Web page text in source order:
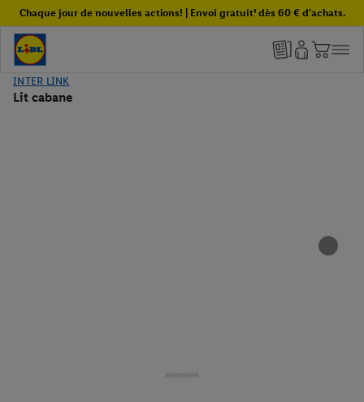
Chaque jour de nouvelles actions! | Envoi gratuit¹ dès 60 € d'achats.
INTER LINK
Lit cabane